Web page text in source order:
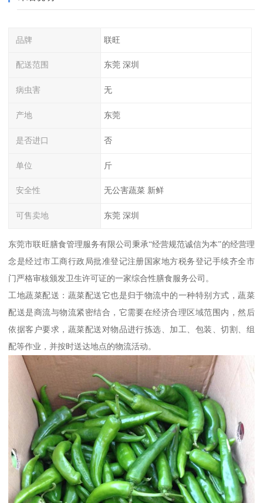
品牌 联旺
配送范围 东莞 深圳
病虫害 无
产地 东莞
是否进口 否
单位 斤
安全性 无公害蔬菜 新鲜
可售卖地 东莞 深圳
东莞市联旺膳食管理服务有限公司秉承“经营规范诚信为本”的经营理
念是经过市工商行政局批准登记注册国家地方税务登记手续齐全市
门严格审核颁发卫生许可证的一家综合性膳食服务公司。
工地蔬菜配送：蔬菜配送它也是归于物流中的一种特别方式，蔬菜
配送是商流与物流紧密结合，它需要在经济合理区域范围内，然后
依据客户要求，蔬菜配送对物品进行拣选、加工、包装、切割、组
配等作业，并按时送达地点的物流活动。